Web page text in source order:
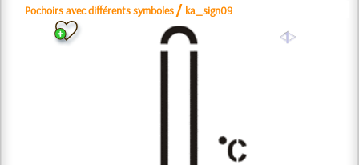
Pochoirs avec différents symboles / ka_sign09
a